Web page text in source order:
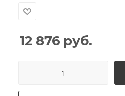
12 876 руб.